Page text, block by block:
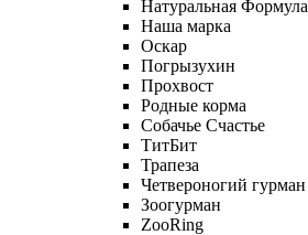
Натуральная Формула
Наша марка
Оскар
Погрызухин
Прохвост
Родные корма
Собачье Счастье
ТитБит
Трапеза
Четвероногий гурман
Зоогурман
ZooRing